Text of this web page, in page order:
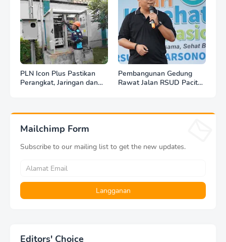
PLN Icon Plus Pastikan
Perangkat, Jaringan dan
Pembangunan Gedung
Rawat Jalan RSUD Pacitan
Mailchimp Form
Subscribe to our mailing list to get the new updates.
Editors' Choice